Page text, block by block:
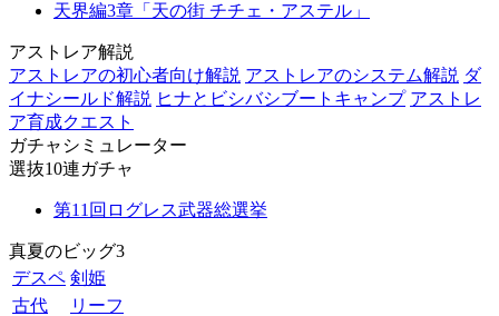
天界編3章「天の街 チチェ・アステル」
アストレア解説
アストレアの初心者向け解説 アストレアのシステム解説 ダ
イナシールド解説 ヒナとビシバシブートキャンプ アストレ
ア育成クエスト
ガチャシミュレーター
選抜10連ガチャ
第11回ログレス武器総選挙
真夏のビッグ3
デスペ 剣姫
古代
リーフ